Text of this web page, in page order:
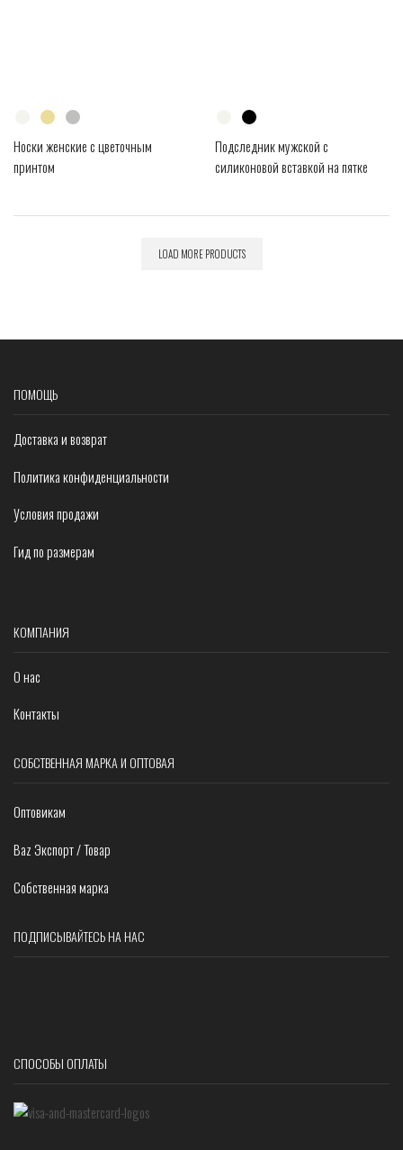
Носки женские с цветочным
принтом
Подследник мужской с
силиконовой вставкой на пятке
LOAD MORE PRODUCTS
ПОМОЩЬ
Доставка и возврат
Политика конфиденциальности
Условия продажи
Гид по размерам
КОМПАНИЯ
О нас
Контакты
СОБСТВЕННАЯ МАРКА И ОПТОВАЯ
Оптовикам
Baz Экспорт / Товар
Собственная марка
ПОДПИСЫВАЙТЕСЬ НА НАС
СПОСОБЫ ОПЛАТЫ